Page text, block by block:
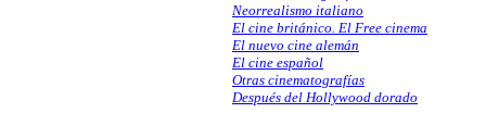
Neorrealismo italiano
El cine británico. El Free cinema
El nuevo cine alemán
El cine español
Otras cinematografías
Después del Hollywood dorado